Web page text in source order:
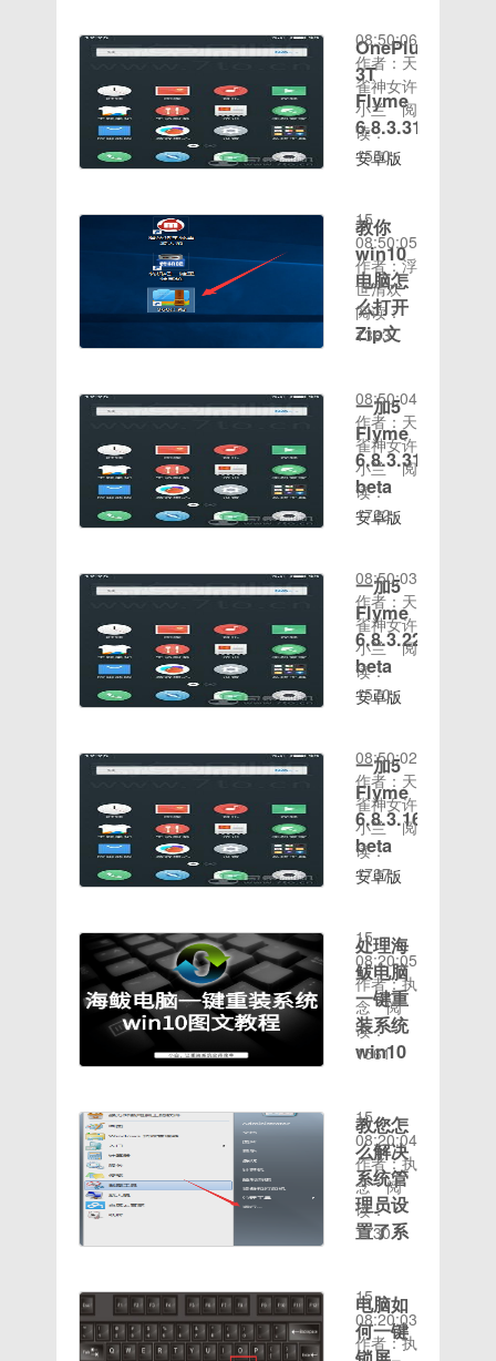
何更新升
级的问
题，很多
用户受益
于Win10
系统更
启自动更
新，需要
在设置中
点击
Win10更
新升级系
不了解新
系统的操
作，自动
更新也不
了解在
哪，下面
大家说说
win10升
级的方
法。小伙
伴们，你
知道
win10系
新升级
吗？嘿嘿
~你们要
是不知道
的话，那
么小编就
了，下面
小编就给
大家演示
一下
win10更
新升级系
1，首
先，右键
点击任务
栏，打开
任务栏设
置按钮。
示例
12，打
开后点击
的解决方
法1.鼠标
点击开始
按钮，选
择控制面
板打开。
制面板中
选择打网
络和共享
中心打
开。3.在
网络和共
改适配器
设置】。
4.找到宽
带连接，
鼠标右键
右键将其
网络和共
享中心创
建新的宽
带连接。
6.选择连
接到
据提示一
直下一步
直到完
成。7.最
后输入账
号和密
码，就可
接宽带
了。以上
就是宽带
连接错误
720的解
决方法
助。【搬
砖网络侵
权立删】
OnePlus
3T
Flyme
6.8.3.31
安卓版
者：
Flyme开
发组UI类
型：
FlymeROM
大小：
发布时
间：
2018-
04-02适
用机型：
一加
A3010（一
网通）其
它修复：
NFC 设
置修复：
APN 无
法保存修
修复：设
置存储总
容量显示
错误注
意：
Root等
载注意：
如果你选
择了
Root手
机，将只
能检查到
新
http://d.7to.cn/
08:50:06
作者：天
雀神女许
小兰
阅
读：
1550
教你
win10
电脑怎
么打开
Zip文
电脑是我
们现在工
作学习的
重要工
具，我们
会经常接
触到一些
件。有些
新手朋友
刚遇到
zip文件
不知如何
打开。对
了打开
zip格式
文件的图
文教程，
希望能帮
助到各位
开zip文
件呢？大
家都知
道，我们
在传输大
型文件时
慢，如果
传输的文
件太多也
会让我们
头大。如
果将其压
这些问
题。今
天，我就
时间：
15
08:50:05
作者：浮
世清欢
阅读：
1363
一加5
Flyme
6.8.3.31R
beta
安卓版
者：
Flyme开
发组UI类
型：
FlymeROM
大小：
发布时
间：
2018-
04-02适
用机型：
一加
A5000（一
全网通）
基于 官
方
Android7.1.1
最新版制
作优化
使用体验
优化 手
机内存占
用优化
去除开机
铃声优化
省电新增
完整
ROOT权
时间：
08:50:04
作者：天
雀神女许
小兰
阅
读：
1722
一加5
Flyme
6.8.3.22R
beta
安卓版
者：
Flyme开
发组UI类
型：
FlymeROM
大小：
发布时
间：
2018-
03-23适
用机型：
一加
全网通）
修复：
NFC 设
置修复：
APN 无
法保存修
修复：设
置存储总
容量显示
时间：
2020-08-
08:50:03
作者：天
雀神女许
小兰
阅
读：
1570
一加5
Flyme
6.8.3.16R
beta
安卓版
者：
Flyme开
发组UI类
型：
FlymeROM
大小：
发布时
间：
2018-
03-19适
用机型：
一加
全网通）
修复：多
任务下
时间：
2020-08-
08:50:02
作者：天
雀神女许
小兰
阅
读：
1737
处理海
鲅电脑
一键重
装系统
win10
一键重装
系统
win10是
重装
win10系
法。海鲅
电脑一键
重装系统
时间：
15
08:20:05
作者：执
念
阅
读：
1561
教您怎
么解决
系统管
理员设
置了系
行此安
装
15
08:20:04
作者：执
念
阅
读：
1730
电脑如
何一键
15
08:20:03
作者：执